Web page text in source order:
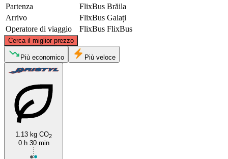
Partenza
FlixBus Brăila
Arrivo
FlixBus Galați
Operatore di viaggio
FlixBus FlixBus
Cerca il miglior prezzo
©CARTO
Più economico Più veloce
1.13 kg CO2
0 h 30 min